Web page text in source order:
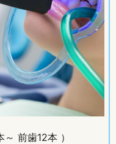
前歯12本 ）